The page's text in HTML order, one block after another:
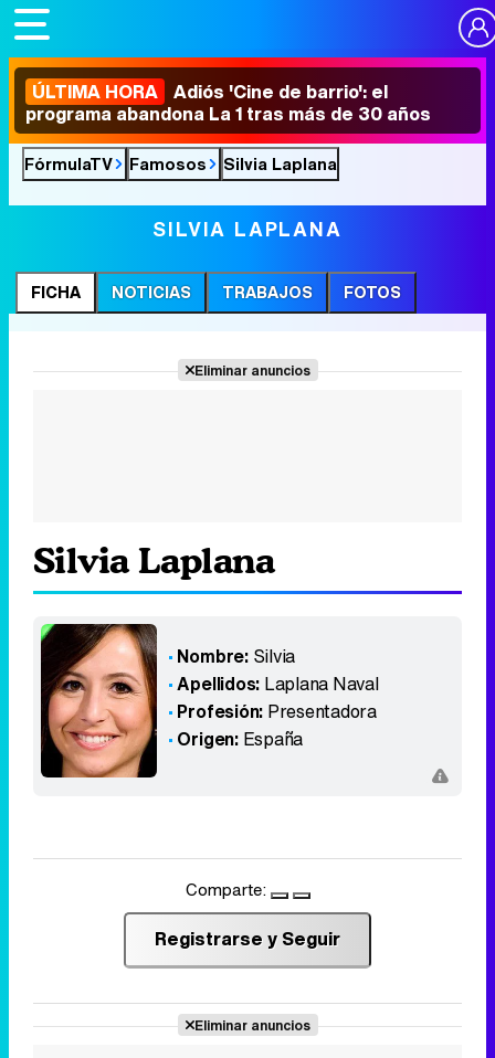
ÚLTIMA HORA Adiós 'Cine de barrio': el
programa abandona La 1 tras más de 30 años
FórmulaTV Famosos Silvia Laplana
SILVIA LAPLANA
FICHA NOTICIAS TRABAJOS FOTOS
Eliminar anuncios
Silvia Laplana
Nombre: Silvia
Apellidos: Laplana Naval
Profesión: Presentadora
Origen: España
Comparte:
Registrarse y Seguir
Eliminar anuncios